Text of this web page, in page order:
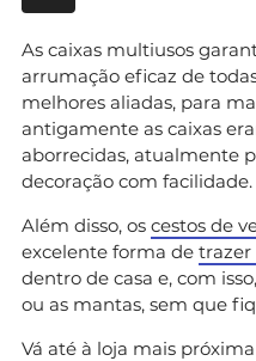
As caixas multiusos
arrumação eficaz de
melhores aliadas, para
antigamente as caixas
aborrecidas, atualmente
decoração com facilidade.
Além disso, os cestos de
excelente forma de trazer
dentro de casa e, com
ou as mantas, sem que
Vá até à loja mais